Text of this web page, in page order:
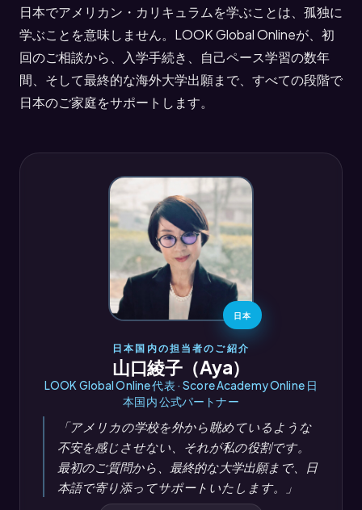
日本でアメリカン・カリキュラムを学ぶことは、孤独に
学ぶことを意味しません。LOOK Global Onlineが、初
回のご相談から、入学手続き、自己ペース学習の数年
間、そして最終的な海外大学出願まで、すべての段階で
日本のご家庭をサポートします。
日本
日本国内の担当者のご紹介
山口綾子（Aya）
LOOK Global Online 代表 · Score Academy Online 日
本国内 公式パートナー
「アメリカの学校を外から眺めているような
不安を感じさせない、それが私の役割です。
最初のご質問から、最終的な大学出願まで、日
本語で寄り添ってサポートいたします。」